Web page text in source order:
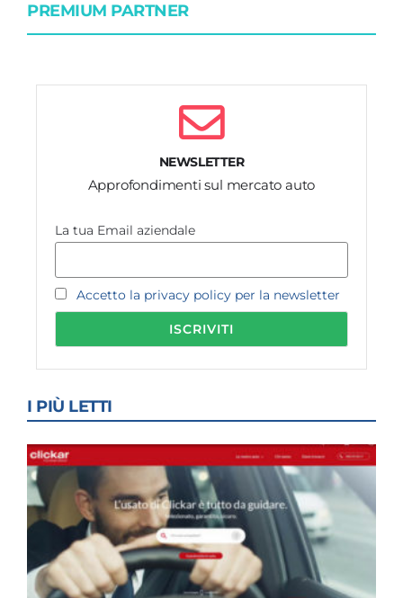
PREMIUM PARTNER
NEWSLETTER
Approfondimenti sul mercato auto
La tua Email aziendale
Accetto la privacy policy per la newsletter
I PIÙ LETTI